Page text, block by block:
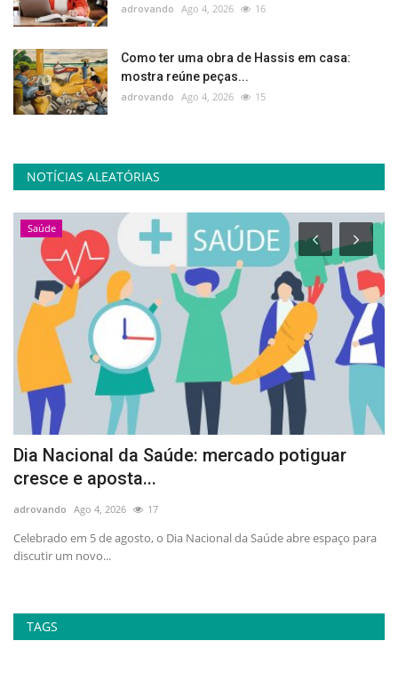
adrovando Ago 4, 2026 16
Como ter uma obra de Hassis em casa:
mostra reúne peças...
adrovando Ago 4, 2026 15
NOTÍCIAS ALEATÓRIAS
Saúde
Dia Nacional da Saúde: mercado potiguar
cresce e aposta...
adrovando Ago 4, 2026 17
Celebrado em 5 de agosto, o Dia Nacional da Saúde abre espaço para
discutir um novo...
TAGS